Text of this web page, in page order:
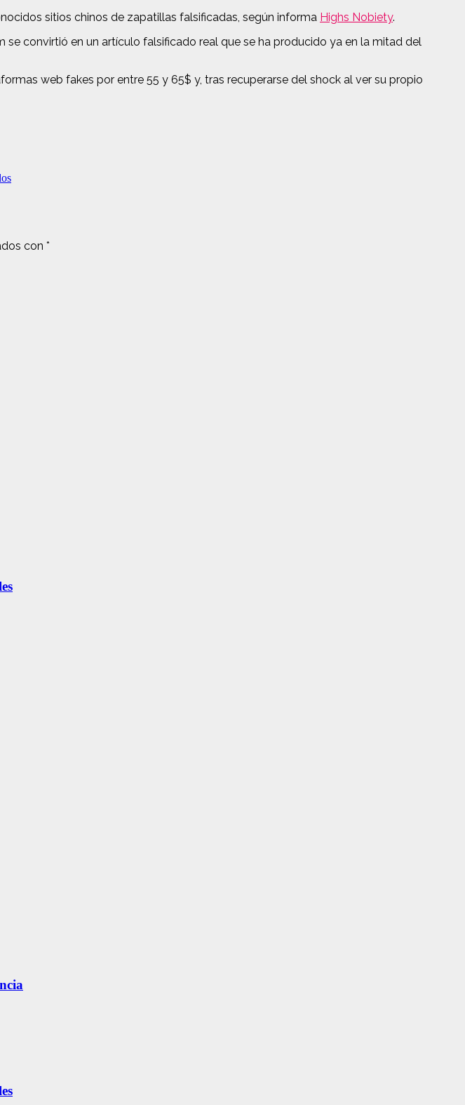
sitios chinos de zapatillas falsificadas, según informa Highs Nobiety.
convirtió en un artículo falsificado real que se ha producido ya en la mitad del
web fakes por entre 55 y 65$ y, tras recuperarse del shock al ver su propio
con *